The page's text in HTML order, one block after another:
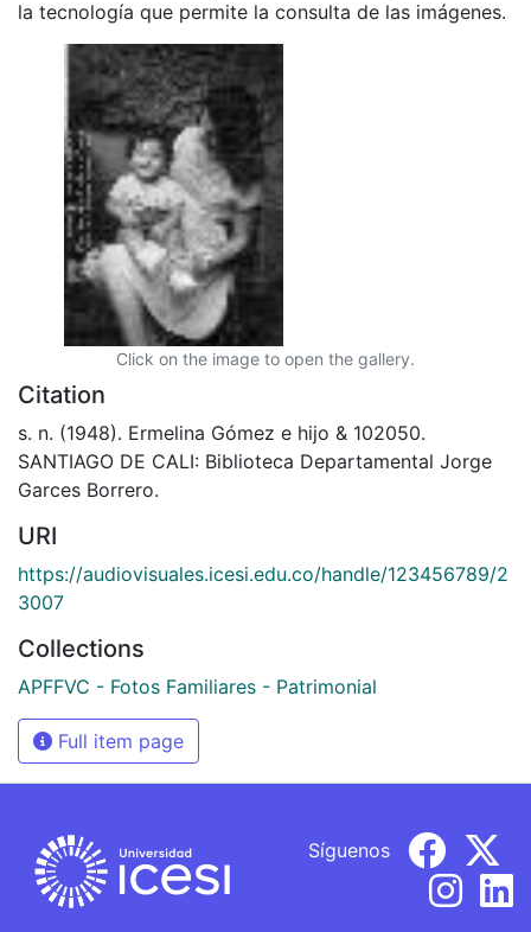
la tecnología que permite la consulta de las imágenes.
Click on the image to open the gallery.
Citation
s. n. (1948). Ermelina Gómez e hijo & 102050.
SANTIAGO DE CALI: Biblioteca Departamental Jorge
Garces Borrero.
URI
https://audiovisuales.icesi.edu.co/handle/123456789/2
3007
Collections
APFFVC - Fotos Familiares - Patrimonial
Full item page
Síguenos